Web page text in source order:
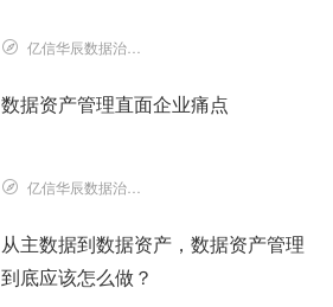
亿信华辰数据治理研究院
数据资产管理直面企业痛点
亿信华辰数据治理研究院
从主数据到数据资产，数据资产管理
到底应该怎么做？